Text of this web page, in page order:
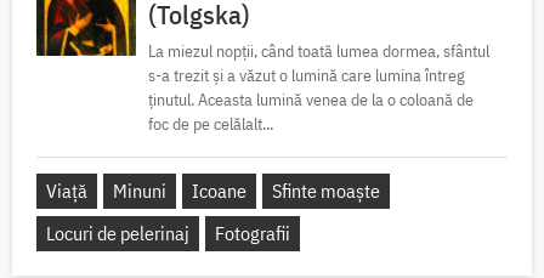
(Tolgska)
La miezul nopții, când toată lumea dormea, sfântul
s-a trezit și a văzut o lumină care lumina întreg
ținutul. Aceasta lumină venea de la o coloană de
foc de pe celălalt...
Viață Minuni Icoane
Sfinte moaște
Locuri de pelerinaj
Fotografii